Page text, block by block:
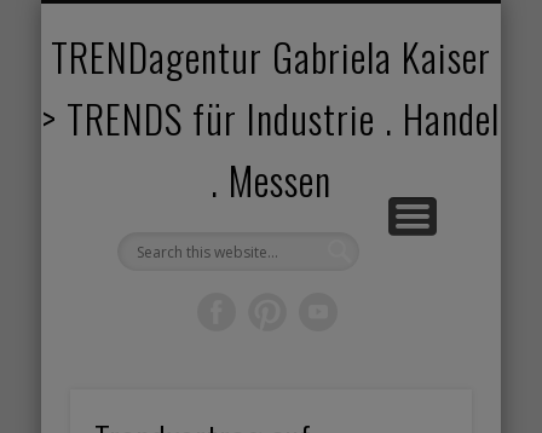
TRENDagentur Gabriela Kaiser
> TRENDS für Industrie . Handel
. Messen